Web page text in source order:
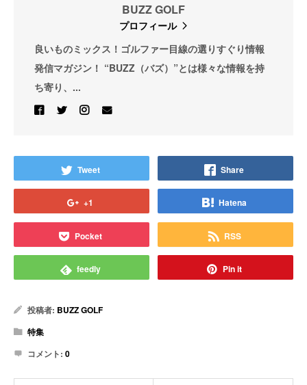
BUZZ GOLF
プロフィール
良いものミックス！ゴルファー目線の選りすぐり情報
発信マガジン！ “BUZZ（バズ）”とは様々な情報を持
ち寄り、...
Tweet Share
+1 Hatena
Pocket RSS
feedly Pin it
投稿者: BUZZ GOLF
特集
コメント: 0